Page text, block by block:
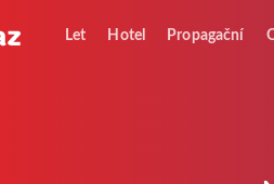
Let Hotel Propagační